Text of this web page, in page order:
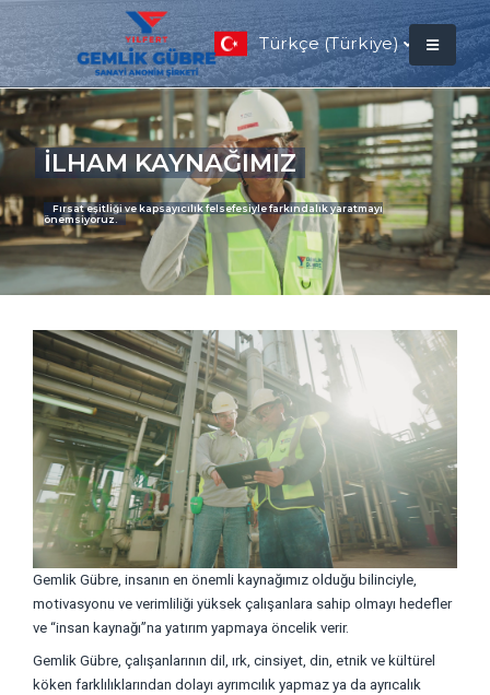
Türkçe (Türkiye)
İLHAM KAYNAĞIMIZ
Fırsat eşitliği ve kapsayıcılık felsefesiyle farkındalık yaratmayı
önemsiyoruz.
Gemlik Gübre, insanın en önemli kaynağımız olduğu bilinciyle,
motivasyonu ve verimliliği yüksek çalışanlara sahip olmayı hedefler
ve “insan kaynağı”na yatırım yapmaya öncelik verir.
Gemlik Gübre, çalışanlarının dil, ırk, cinsiyet, din, etnik ve kültürel
köken farklılıklarından dolayı ayrımcılık yapmaz ya da ayrıcalık